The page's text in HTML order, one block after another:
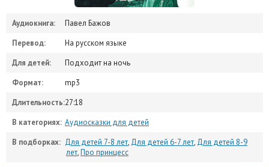
Аудиокнига:
Павел Бажов
Перевод:
На русском языке
Для детей:
Подходит на ночь
Формат:
mp3
Длительность:27:18
В категориях: Аудиосказки для детей
В подборках: Для детей 7-8 лет, Для детей 6-7 лет, Для детей 8-9
лет,Про принцесс